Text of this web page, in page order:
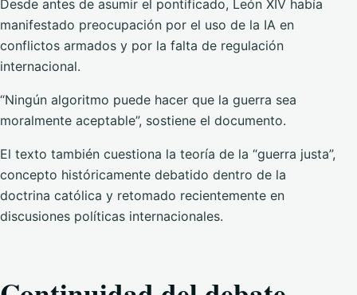
Desde antes de asumir el pontificado, León XIV había
manifestado preocupación por el uso de la IA en
conflictos armados y por la falta de regulación
internacional.
“Ningún algoritmo puede hacer que la guerra sea
moralmente aceptable”, sostiene el documento.
El texto también cuestiona la teoría de la “guerra justa”,
concepto históricamente debatido dentro de la
doctrina católica y retomado recientemente en
discusiones políticas internacionales.